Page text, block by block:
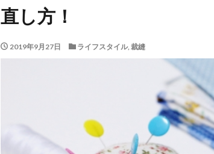
直し方！
2019年9月27日 ライフスタイル, 裁縫